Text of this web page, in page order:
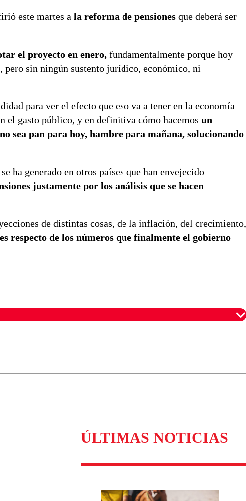
este martes a la reforma de pensiones que deberá ser
el proyecto en enero, fundamentalmente porque hoy
pero sin ningún sustento jurídico, económico, ni
para ver el efecto que eso va a tener en la economía
el gasto público, y en definitiva cómo hacemos un
sea pan para hoy, hambre para mañana, solucionando
ha generado en otros países que han envejecido
justamente por los análisis que se hacen
de distintas cosas, de la inflación, del crecimiento,
respecto de los números que finalmente el gobierno
ÚLTIMAS NOTICIAS